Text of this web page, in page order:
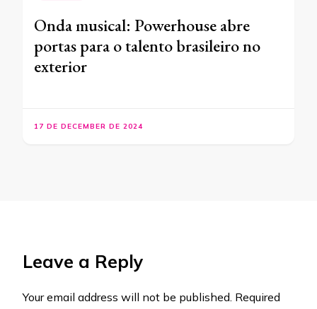
Onda musical: Powerhouse abre
portas para o talento brasileiro no
exterior
17 DE DECEMBER DE 2024
Leave a Reply
Your email address will not be published. Required